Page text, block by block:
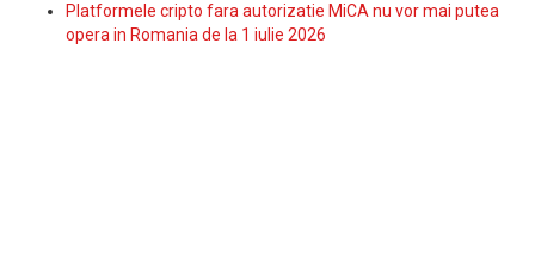
Platformele cripto fara autorizatie MiCA nu vor mai putea
opera in Romania de la 1 iulie 2026